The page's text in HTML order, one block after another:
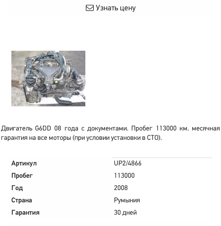
Узнать цену
Двигатель G6DD 08 года с документами. Пробег 113000 км. месячная
гарантия на все моторы (при условии установки в СТО).
Артикул
UP2/4866
Пробег
113000
Год
2008
Страна
Румыния
Гарантия
30 дней